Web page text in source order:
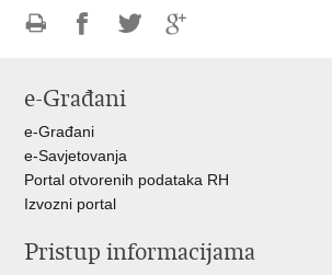
FacebookuTwitteru
e-Građani
e-Građani
e-Savjetovanja
Portal otvorenih podataka RH
Izvozni portal
Pristup informacijama